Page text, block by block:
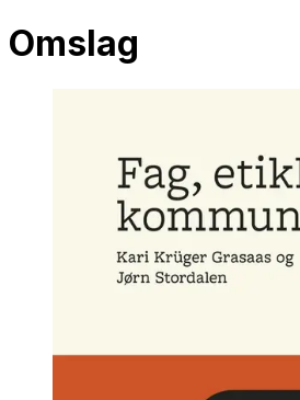
Omslag